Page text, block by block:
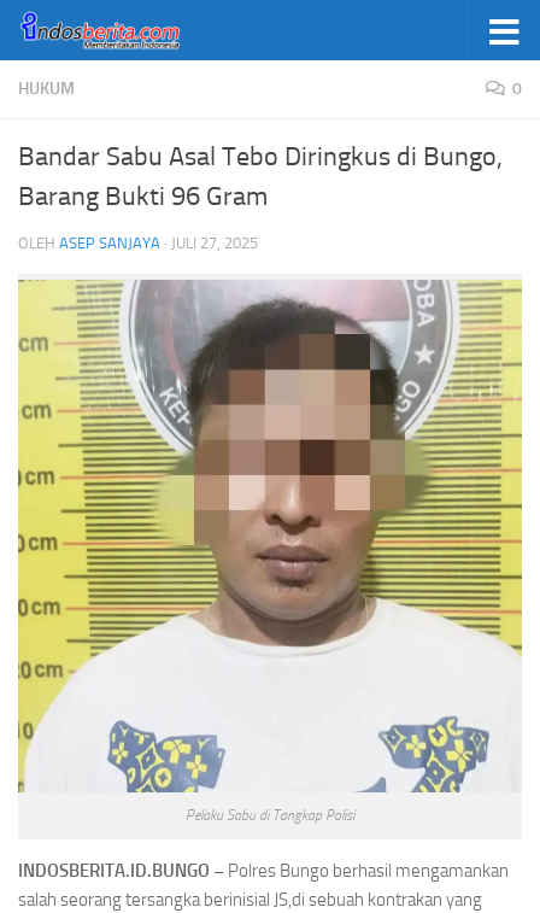
Skip to content
HUKUM 0
Bandar Sabu Asal Tebo Diringkus di Bungo,
Barang Bukti 96 Gram
OLEH ASEP SANJAYA · JULI 27, 2025
Pelaku Sabu di Tangkap Polisi
INDOSBERITA.ID.BUNGO – Polres Bungo berhasil mengamankan
salah seorang tersangka berinisial JS,di sebuah kontrakan yang